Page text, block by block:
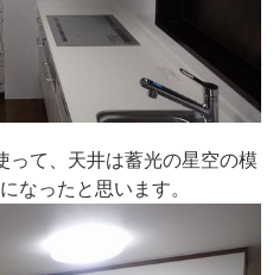
って、天井は蓄光の星空の模
なったと思います。